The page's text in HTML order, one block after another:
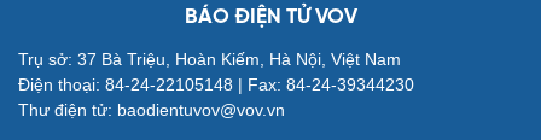
BÁO ĐIỆN TỬ VOV
Trụ sở: 37 Bà Triệu, Hoàn Kiếm, Hà Nội, Việt Nam
Điện thoại: 84-24-22105148 | Fax: 84-24-39344230
Thư điện tử: baodientuvov@vov.vn